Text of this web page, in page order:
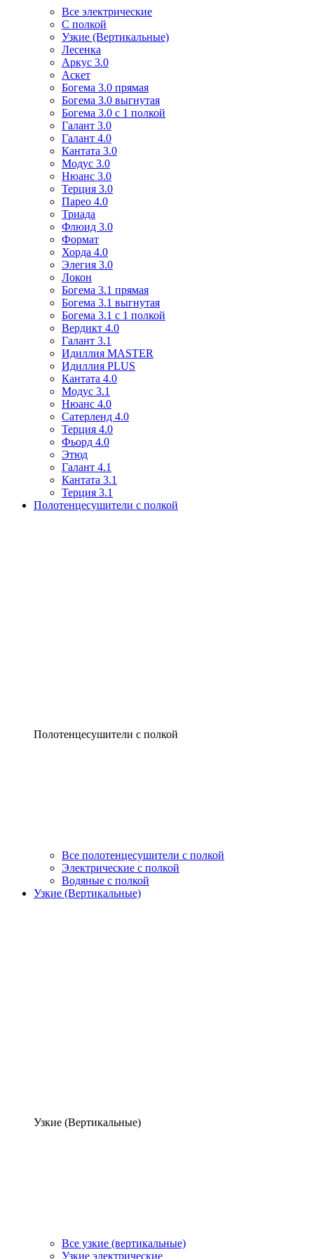
Все электрические
С полкой
Узкие (Вертикальные)
Лесенка
Аркус 3.0
Аскет
Богема 3.0 прямая
Богема 3.0 выгнутая
Богема 3.0 с 1 полкой
Галант 3.0
Галант 4.0
Кантата 3.0
Модус 3.0
Нюанс 3.0
Терция 3.0
Парео 4.0
Триада
Флюид 3.0
Формат
Хорда 4.0
Элегия 3.0
Локон
Богема 3.1 прямая
Богема 3.1 выгнутая
Богема 3.1 с 1 полкой
Вердикт 4.0
Галант 3.1
Идиллия MASTER
Идиллия PLUS
Кантата 4.0
Модус 3.1
Нюанс 4.0
Сатерленд 4.0
Терция 4.0
Фьорд 4.0
Этюд
Галант 4.1
Кантата 3.1
Терция 3.1
Полотенцесушители с полкой
Полотенцесушители с полкой
Все полотенцесушители с полкой
Электрические с полкой
Водяные с полкой
Узкие (Вертикальные)
Узкие (Вертикальные)
Все узкие (вертикальные)
Узкие электрические